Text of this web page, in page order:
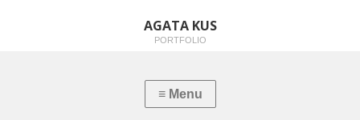
AGATA KUS
PORTFOLIO